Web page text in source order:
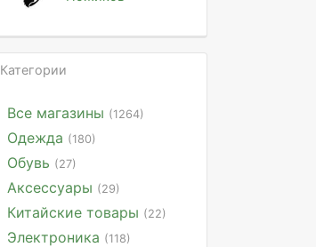
Категории
Все магазины (1264)
Одежда (180)
Обувь (27)
Аксессуары (29)
Китайские товары (22)
Электроника (118)